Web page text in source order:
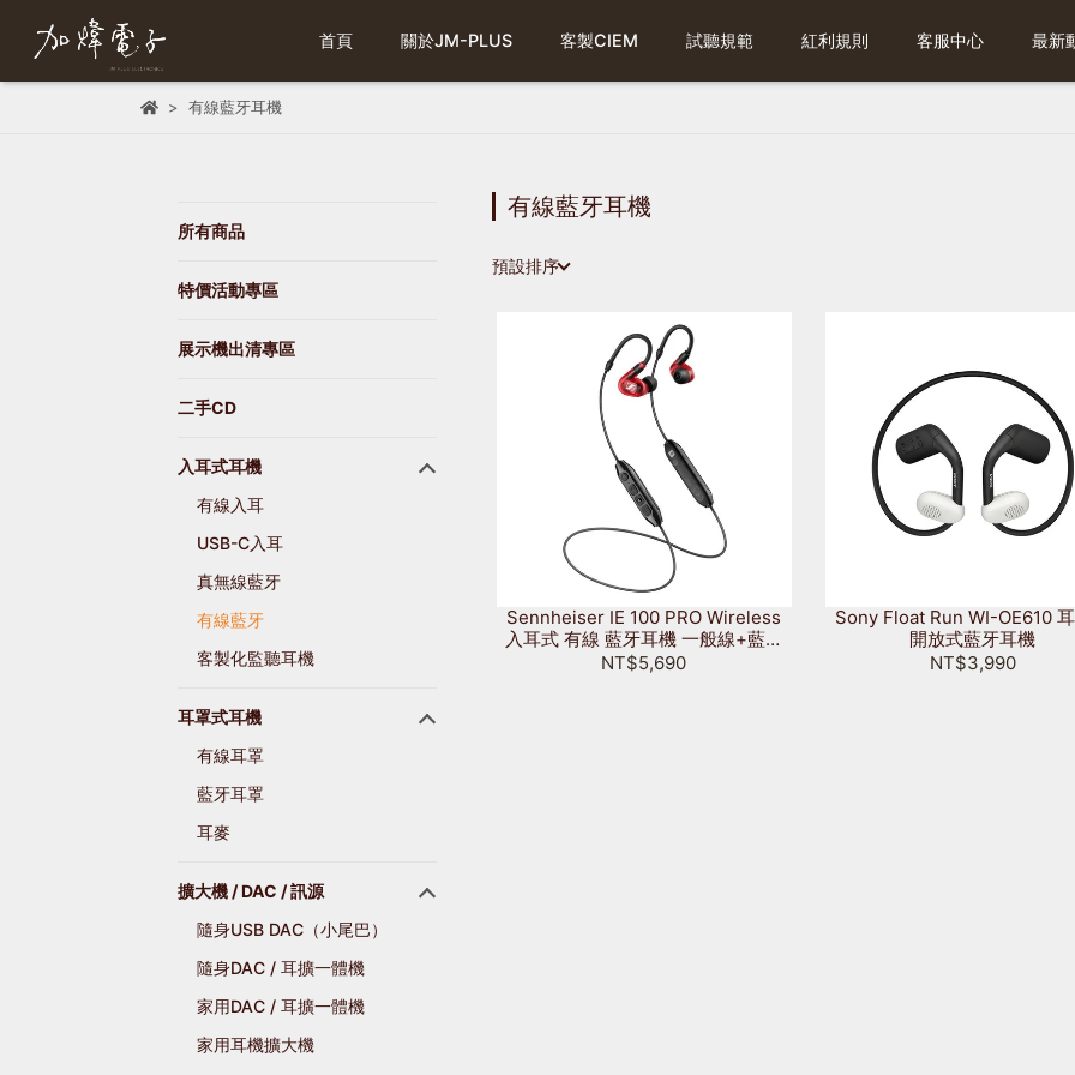
首頁 關於JM-PLUS 客製CIEM 試聽規範 紅利規則 客服中心 最新
有線藍牙耳機
所有商品
特價活動專區
展示機出清專區
二手CD
入耳式耳機
有線入耳
USB-C入耳
真無線藍牙
有線藍牙
客製化監聽耳機
耳罩式耳機
有線耳罩
藍牙耳罩
耳麥
擴大機 / DAC / 訊源
隨身USB DAC（小尾巴）
隨身DAC / 耳擴一體機
家用DAC / 耳擴一體機
家用耳機擴大機
有線藍牙耳機
預設排序
Sennheiser IE 100 PRO Wireless
入耳式 有線 藍牙耳機 一般線+藍牙
線
NT$5,690
Sony Float Run WI-OE610
開放式藍牙耳機
NT$3,990